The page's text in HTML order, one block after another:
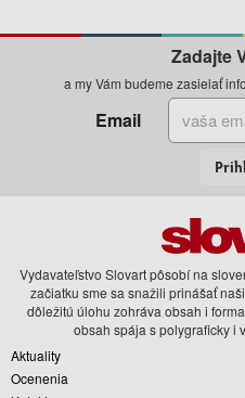
Zadajte
a my Vám budeme zasielať
Email
Vydavateľstvo Slovart pôsobí na
začiatku sme sa snažili prinášať
dôležitú úlohu zohráva obsah i
obsah spája s polygraficky i
Aktuality
Ocenenia